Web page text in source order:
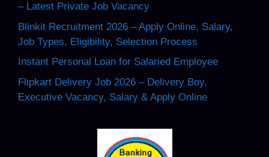
– Latest Private Job Vacancy
Blinkit Recruitment 2026 – Apply Online, Salary,
Job Types, Eligibility, Selection Process
Instant Personal Loan for Salaried Employee
Flipkart Delivery Job 2026 – Delivery Boy,
Executive Vacancy, Salary & Apply Online